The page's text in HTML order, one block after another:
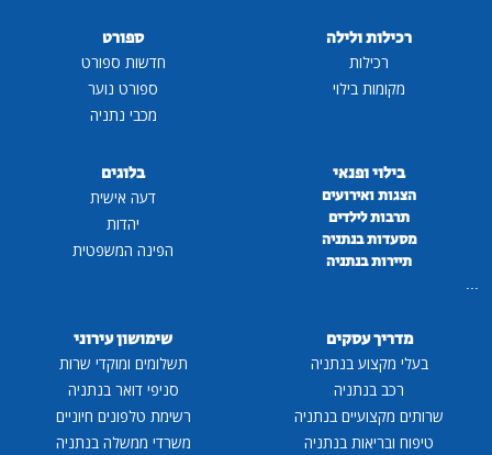
רכילות ולילה
רכילות
מקומות בילוי
ספורט
חדשות ספורט
ספורט נוער
מכבי נתניה
בילוי ופנאי
הצגות ואירועים
תרבות לילדים
מסעדות בנתניה
תיירות בנתניה
...
בלוגים
דעה אישית
יהדות
הפינה המשפטית
מדריך עסקים
בעלי מקצוע בנתניה
רכב בנתניה
שרותים מקצועיים בנתניה
טיפוח ובריאות בנתניה
שימושון עירוני
תשלומים ומוקדי שרות
סניפי דואר בנתניה
רשימת טלפונים חיוניים
משרדי ממשלה בנתניה